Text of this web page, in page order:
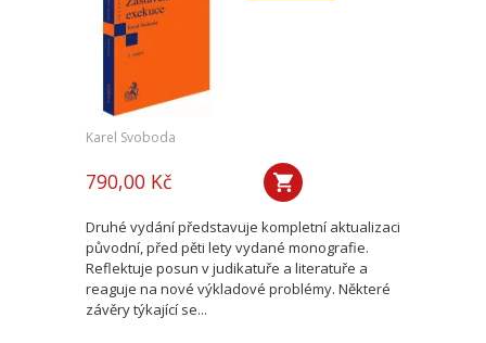
Karel Svoboda
790,00 Kč
Druhé vydání představuje kompletní aktualizaci
původní, před pěti lety vydané monografie.
Reflektuje posun v judikatuře a literatuře a
reaguje na nové výkladové problémy. Některé
závěry týkající se...